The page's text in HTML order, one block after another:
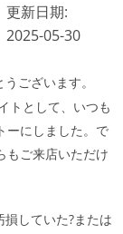
更新日期:
2025-05-30
ございます。
トとして、いつも
ーにしました。で
もご来店いただけ
していた?または